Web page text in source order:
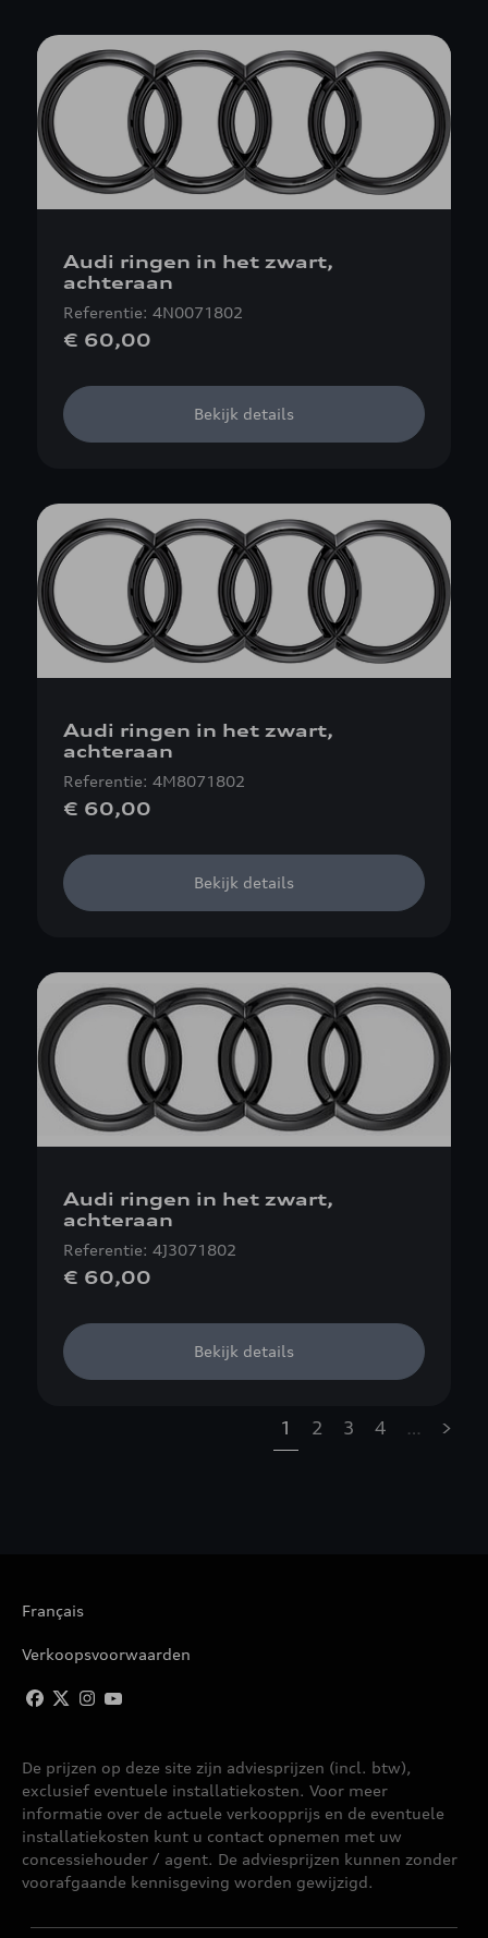
Audi ringen in het zwart,
achteraan
Referentie: 4N0071802
€ 60,00
Bekijk details
Audi ringen in het zwart,
achteraan
Referentie: 4M8071802
€ 60,00
Bekijk details
Audi ringen in het zwart,
achteraan
Referentie: 4J3071802
€ 60,00
Bekijk details
1 2 3 4 … »
Français
Verkoopsvoorwaarden
De prijzen op deze site zijn adviesprijzen (incl. btw),
exclusief eventuele installatiekosten. Voor meer
informatie over de actuele verkoopprijs en de eventuele
installatiekosten kunt u contact opnemen met uw
concessiehouder / agent. De adviesprijzen kunnen zonder
voorafgaande kennisgeving worden gewijzigd.